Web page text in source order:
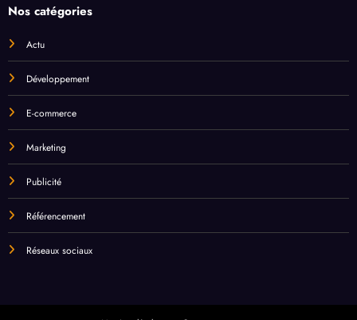
Nos catégories
Actu
Développement
E-commerce
Marketing
Publicité
Référencement
Réseaux sociaux